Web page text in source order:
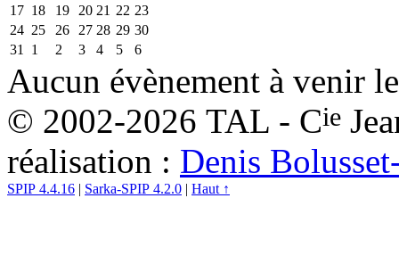
17 18 19 20 21 22 23
24 25 26 27 28 29 30
31
1 2 3 4 5 6
Aucun évènement à venir
© 2002-2026 TAL - Cie
réalisation : Denis
SPIP 4.4.16 | Sarka-SPIP 4.2.0 | Haut ↑